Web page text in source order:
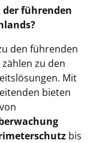
der führenden
den führenden
zu den
Mit
bieten
bis